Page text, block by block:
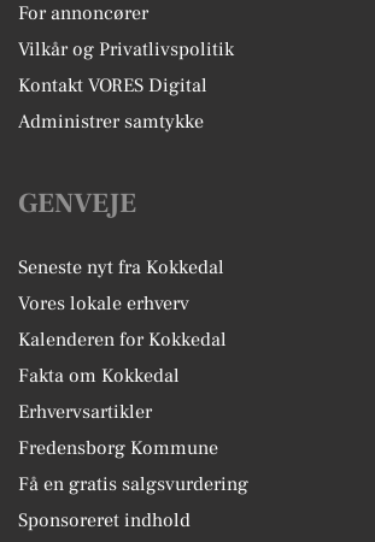
For annoncører
Vilkår og Privatlivspolitik
Kontakt VORES Digital
Administrer samtykke
GENVEJE
Seneste nyt fra Kokkedal
Vores lokale erhverv
Kalenderen for Kokkedal
Fakta om Kokkedal
Erhvervsartikler
Fredensborg Kommune
Få en gratis salgsvurdering
Sponsoreret indhold